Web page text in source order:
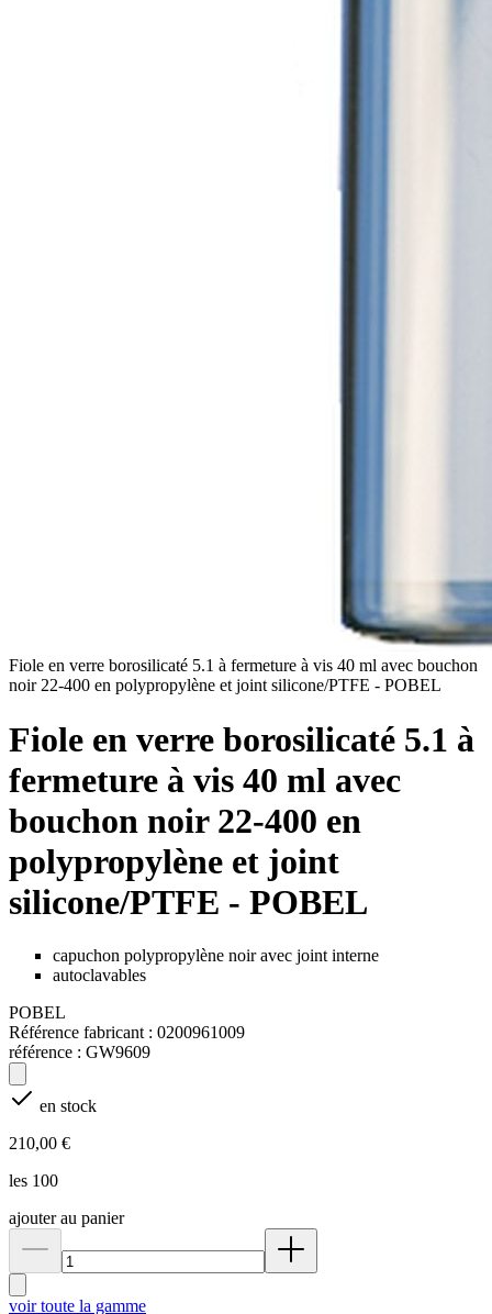
Fiole en verre borosilicaté 5.1 à fermeture à vis 40 ml avec bouchon
noir 22-400 en polypropylène et joint silicone/PTFE - POBEL
Fiole en verre borosilicaté 5.1 à
fermeture à vis 40 ml avec
bouchon noir 22-400 en
polypropylène et joint
silicone/PTFE - POBEL
capuchon polypropylène noir avec joint interne
autoclavables
POBEL
Référence fabricant : 0200961009
référence : GW9609
en stock
210,00 €
les 100
ajouter au panier
voir toute la gamme